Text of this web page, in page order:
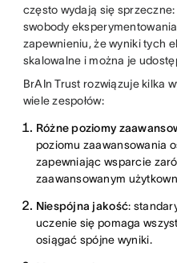
często wydają się
swobody
zapewnieniu, że wyniki tych
skalowalne i można je
BrAIn Trust rozwiązuje kilka
wiele zespołów:
Różne poziomy
poziomu zaawansowania
zapewniając wsparcie
zaawansowanym
Niespójna jakość:
uczenie się pomaga
osiągać spójne wyniki.